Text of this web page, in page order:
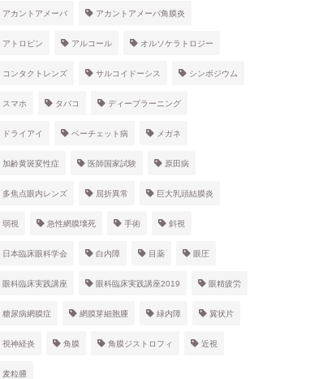
アカントアメーバ アカントアメーバ角膜炎
アトロピン アルコール オルソケラトロジー
コンタクトレンズ サルコイドーシス シンポジウム
スマホ タバコ ディープラーニング
ドライアイ ベーチェット病 メガネ
加齢黄斑変性症 医師国家試験 原田病
多焦点眼内レンズ 屈折異常 巨大乳頭結膜炎
弱視 急性網膜壊死 手術 斜視
日本臨床眼科学会 白内障 目薬 眼圧
眼科臨床実践講座 眼科臨床実践講座2019 眼精疲労
糖尿病網膜症 網膜芽細胞腫 緑内障 翼状片
視神経炎 角膜 角膜ジストロフィ 近視
麦粒腫